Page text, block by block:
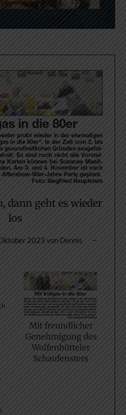
dann geht es wieder
los
2023 von Dennis
Mit freundlicher
Genehmigung des
Wolfenbütteler
Schaufensters